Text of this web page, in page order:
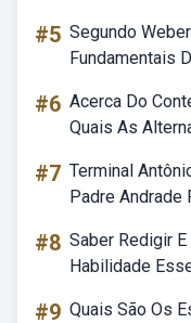
#5 Segundo
Fundamentais
#6 Acerca Do
Quais As
#7 Terminal
Padre Andrade
#8 Saber Redigir
Habilidade
#9 Quais São Os